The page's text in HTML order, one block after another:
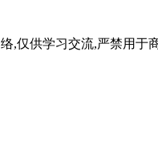
,仅供学习交流,严禁用于